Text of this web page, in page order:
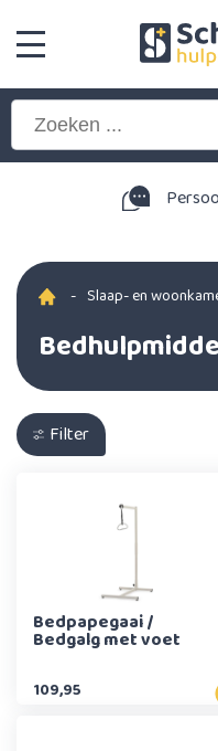
- Slaap- en
Filter
Bedpapegaai /
Bedgalg met voet
109,95